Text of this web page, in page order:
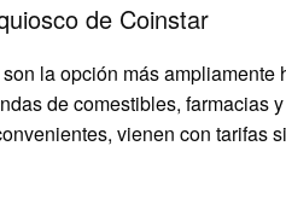
de Coinstar
la opción más
de comestibles, farmacias
vienen con tarifas